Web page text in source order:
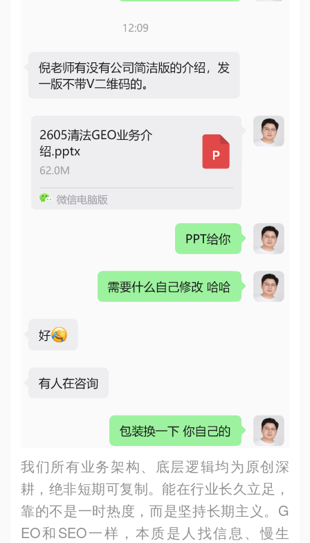
我们所有业务架构、底层逻辑均为原创深
耕，绝非短期可复制。能在行业长久立足，
靠的不是一时热度，而是坚持长期主义。 G
EO和 SEO一样，本质是人找信息、慢生